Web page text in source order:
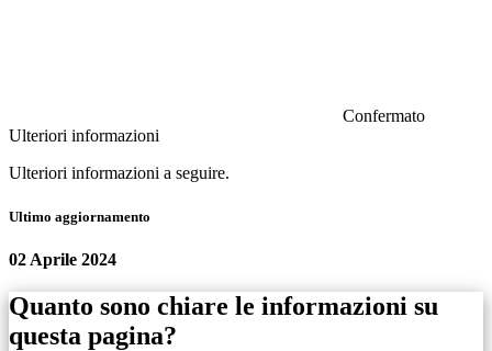
Confermato
Ulteriori informazioni
Ulteriori informazioni a seguire.
Ultimo aggiornamento
02 Aprile 2024
Quanto sono chiare le informazioni su
questa pagina?